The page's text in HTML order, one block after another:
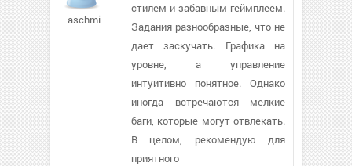
aschmitz
стилем и забавным геймплеем.
Задания разнообразные, что не
дает заскучать. Графика на
уровне, а управление
интуитивно понятное. Однако
иногда встречаются мелкие
баги, которые могут отвлекать.
В целом, рекомендую для
приятного